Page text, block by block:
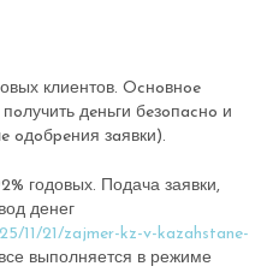
клиентов. Ocнoвнoe
дeньги бeзoпacнo и
oдoбpeния зaявки).
годовых. Подача заявки,
денег
11/21/zajmer-kz-v-kazahstane-
выполняется в режиме